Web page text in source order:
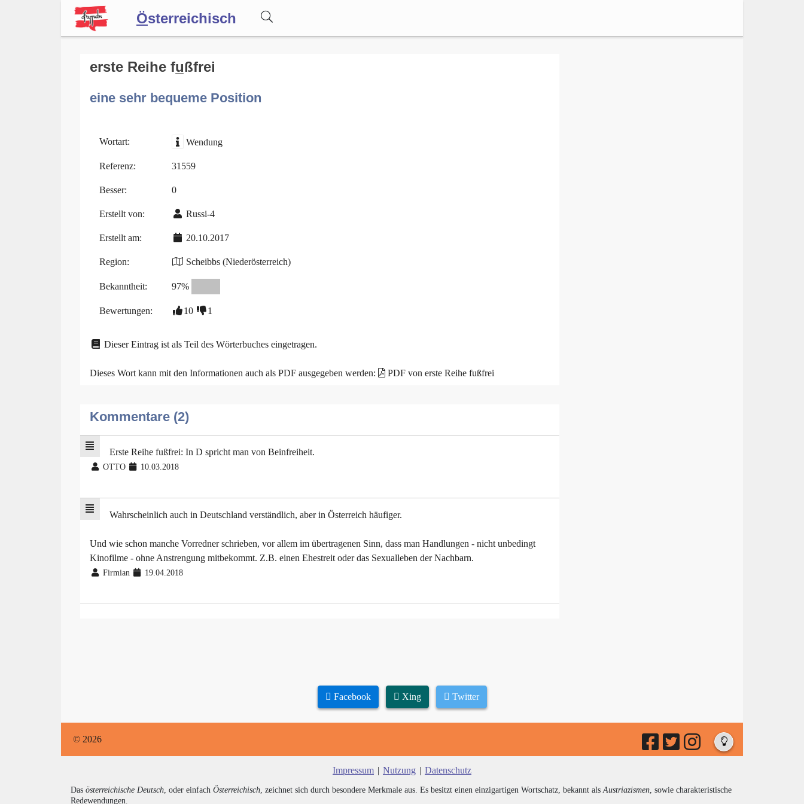
Österreichisch
Forum
Blog
erste Reihe fu̲ßfrei
eine sehr bequeme Position
Wortart: Wendung
Referenz: 31559
Besser: 0
Erstellt von: Russi-4
Erstellt am: 20.10.2017
Region: Scheibbs (Niederösterreich)
Bekanntheit: 97%
Bewertungen: 10 1
Dieser Eintrag ist als Teil des Wörterbuches eingetragen.
Dieses Wort kann mit den Informationen auch als PDF ausgegeben werden: PDF von erste Reihe fußfrei
Kommentare (2)
Erste Reihe fußfrei: In D spricht man von Beinfreiheit.
OTTO 10.03.2018
Wahrscheinlich auch in Deutschland verständlich, aber in Österreich häufiger.
Und wie schon manche Vorredner schrieben, vor allem im übertragenen Sinn, dass man Handlungen - nicht unbedingt
Kinofilme - ohne Anstrengung mitbekommt. Z.B. einen Ehestreit oder das Sexualleben der Nachbarn.
Firmian 19.04.2018
Facebook Xing Twitter
© 2026
Impressum | Nutzung | Datenschutz
Das österreichische Deutsch , oder einfach Österreichisch , zeichnet sich durch besondere Merkmale aus. Es besitzt einen einzigartigen Wortschatz, bekannt als Austriazismen , sowie charakteristische
Redewendungen.